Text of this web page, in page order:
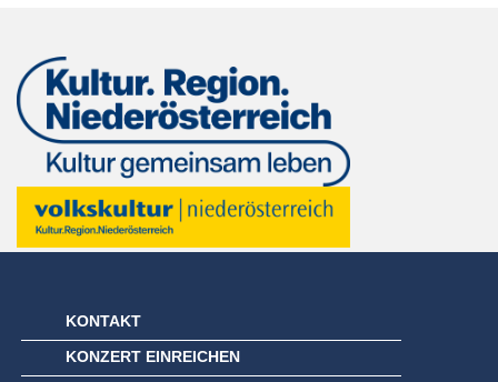
KONTAKT
KONZERT EINREICHEN